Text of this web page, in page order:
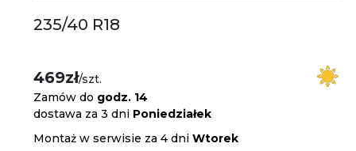
235/40 R18
469zł/szt.
Zamów do godz. 14
dostawa za 3 dni Poniedziałek
Montaż w serwisie za 4 dniWtorek